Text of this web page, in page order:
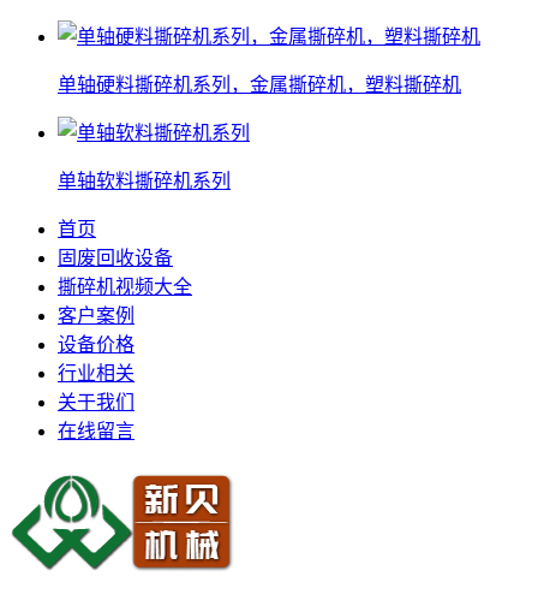
单轴硬料撕碎机系列，金属撕碎机，塑料撕碎机
单轴软料撕碎机系列
首页
固废回收设备
撕碎机视频大全
客户案例
设备价格
行业相关
关于我们
在线留言